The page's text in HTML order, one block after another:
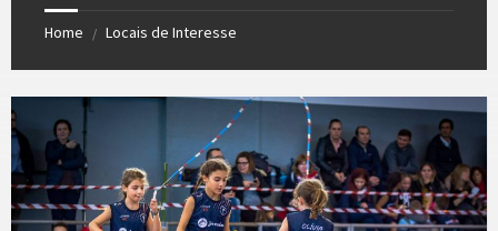
Home / Locais de Interesse